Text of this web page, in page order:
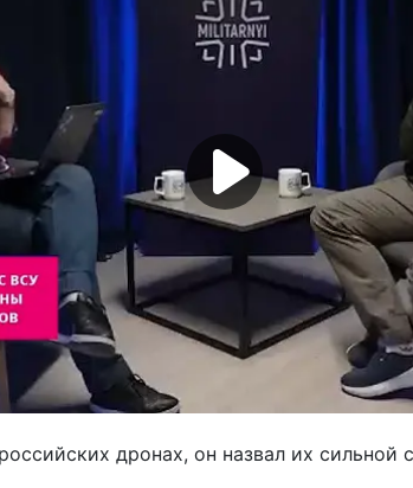
дронах, он назвал их сильной